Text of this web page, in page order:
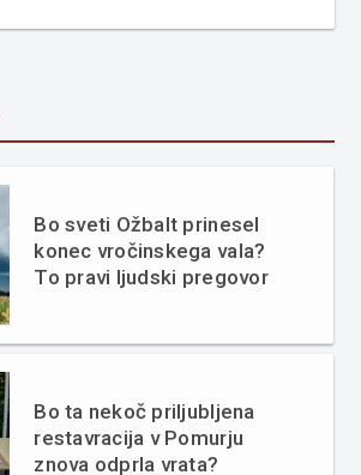
Bo sveti Ožbalt prinesel
konec vročinskega vala?
To pravi ljudski pregovor
Bo ta nekoč priljubljena
restavracija v Pomurju
znova odprla vrata?